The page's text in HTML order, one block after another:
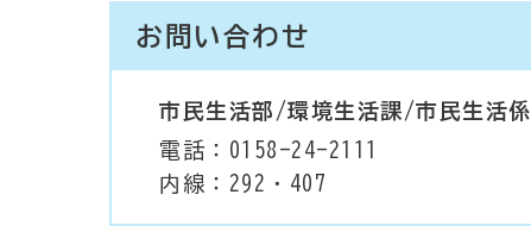
お問い合わせ
市民生活部/環境生活課/市民生活係
電話：0158-24-2111
内線：292・407